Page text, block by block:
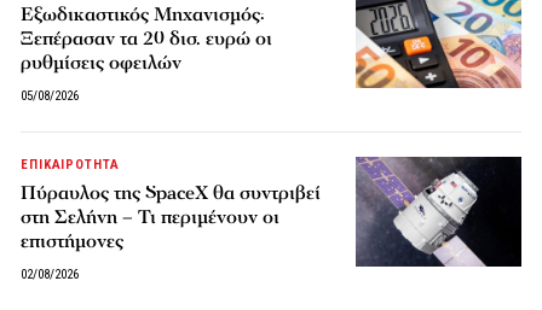
Εξωδικαστικός Μηχανισμός:
Ξεπέρασαν τα 20 δισ. ευρώ οι
ρυθμίσεις οφειλών
05/08/2026
ΕΠΙΚΑΙΡΟΤΗΤΑ
Πύραυλος της SpaceX θα συντριβεί
στη Σελήνη – Τι περιμένουν οι
επιστήμονες
02/08/2026